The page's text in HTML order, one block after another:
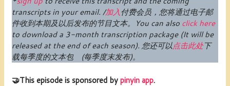
transcripts in your email. /加入付费会员 ，您将通过电子邮
件收到本期及以后发布的节目文本。
You can also click here
to download a 3-month transcription package (It will be
released at the end of each season). 您还可以点击此处下
载每季度的文本包 (每季度末发布)。
🤝This episode is sponsored bypinyin app.